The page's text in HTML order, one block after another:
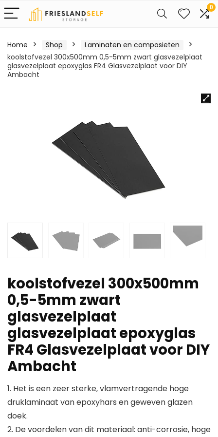
0
Home Shop
Laminaten en composieten
koolstofvezel 300x500mm 0,5-5mm zwart glasvezelplaat
glasvezelplaat epoxyglas FR4 Glasvezelplaat voor DIY
Ambacht
koolstofvezel 300x500mm
0,5-5mm zwart
glasvezelplaat
glasvezelplaat epoxyglas
FR4 Glasvezelplaat voor DIY
Ambacht
1. Het is een zeer sterke, vlamvertragende hoge
druklaminaat van epoxyhars en geweven glazen
doek.
2. De voordelen van dit materiaal: anti-corrosie, hoge